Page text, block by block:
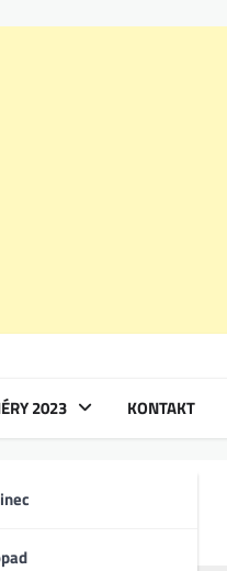
2023 KONTAKT
2020)